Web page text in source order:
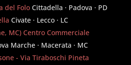
del Folo Cittadella · Padova · PD
Civate · Lecco · LC
MC) Centro Commerciale
Marche · Macerata · MC
- Via Tiraboschi Pineta